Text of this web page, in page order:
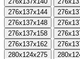
276x137x144
276x137x148
276x137x158
276x137x162
280x124x275